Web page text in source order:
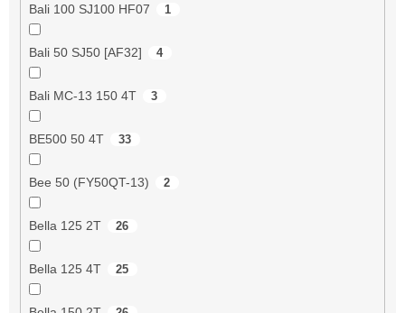
Bali 100 SJ100 HF07 1
Bali 50 SJ50 [AF32] 4
Bali MC-13 150 4T 3
BE500 50 4T 33
Bee 50 (FY50QT-13) 2
Bella 125 2T 26
Bella 125 4T 25